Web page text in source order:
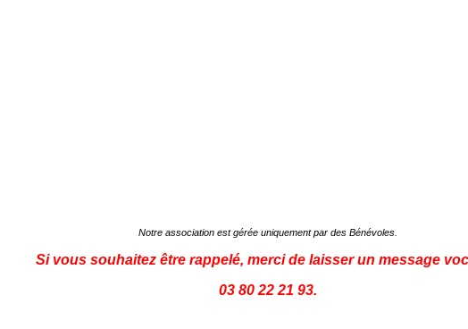
Notre association est gérée uniquement par des Bénévoles.
Si vous souhaitez être rappelé, merci de laisser un message
03 80 22 21 93.